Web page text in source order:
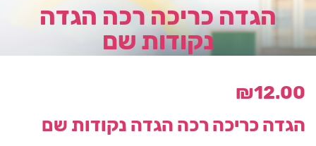
הגדה כריכה רכה הגדה
נקודות שם
₪12.00
הגדה כריכה רכה הגדה נקודות שם